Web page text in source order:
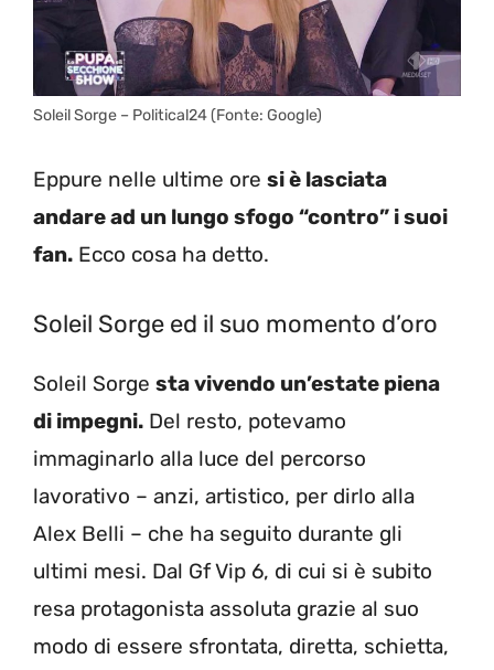
Soleil Sorge – Political24 (Fonte: Google)
Eppure nelle ultime ore si è lasciata
andare ad un lungo sfogo “contro” i suoi
fan. Ecco cosa ha detto.
Soleil Sorge ed il suo momento d’oro
Soleil Sorge sta vivendo un’estate piena
di impegni. Del resto, potevamo
immaginarlo alla luce del percorso
lavorativo – anzi, artistico, per dirlo alla
Alex Belli – che ha seguito durante gli
ultimi mesi. Dal Gf Vip 6, di cui si è subito
resa protagonista assoluta grazie al suo
modo di essere sfrontata, diretta, schietta,